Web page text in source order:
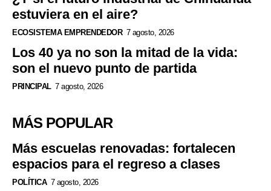
estuviera en el aire?
ECOSISTEMA EMPRENDEDOR 7 agosto, 2026
Los 40 ya no son la mitad de la vida:
son el nuevo punto de partida
PRINCIPAL 7 agosto, 2026
MÁS POPULAR
Más escuelas renovadas: fortalecen
espacios para el regreso a clases
POLÍTICA 7 agosto, 2026